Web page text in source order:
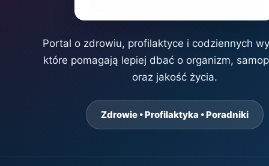
Portal o zdrowiu, profilaktyce i codziennych
które pomagają lepiej dbać o organizm,
oraz jakość życia.
Zdrowie • Profilaktyka • Poradniki